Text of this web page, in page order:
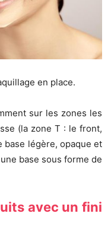
en place.
sur les zones les
(la zone T : le front,
base légère, opaque et
base sous forme de
avec un fini